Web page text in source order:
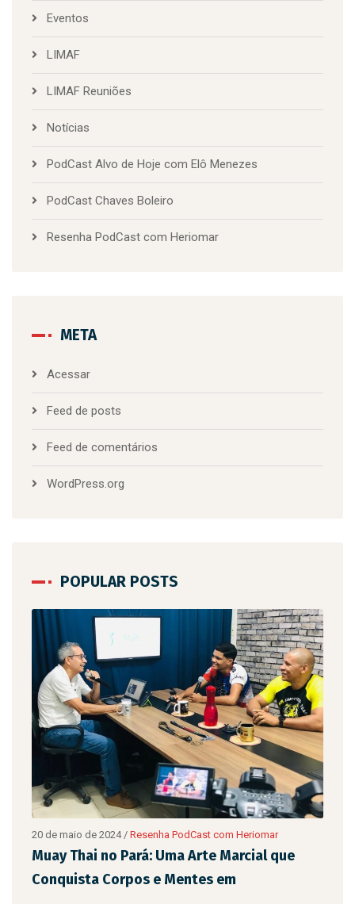
Eventos
LIMAF
LIMAF Reuniões
Notícias
PodCast Alvo de Hoje com Elô Menezes
PodCast Chaves Boleiro
Resenha PodCast com Heriomar
META
Acessar
Feed de posts
Feed de comentários
WordPress.org
POPULAR POSTS
20 de maio de 2024/ Resenha PodCast com Heriomar
Muay Thai no Pará: Uma Arte Marcial que
Conquista Corpos e Mentes em